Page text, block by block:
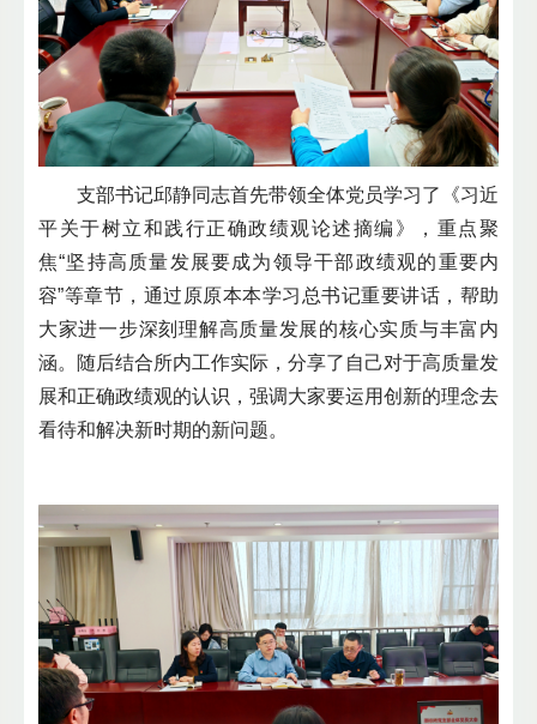
支部书记邱静同志首先带领全体党员学习了《习近
平关于树立和践行正确政绩观论述摘编》，重点聚
焦“坚持高质量发展要成为领导干部政绩观的重要内
容”等章节，通过原原本本学习总书记重要讲话，帮助
大家进一步深刻理解高质量发展的核心实质与丰富内
涵。随后结合所内工作实际，分享了自己对于高质量发
展和正确政绩观的认识，强调大家要运用创新的理念去
看待和解决新时期的新问题。